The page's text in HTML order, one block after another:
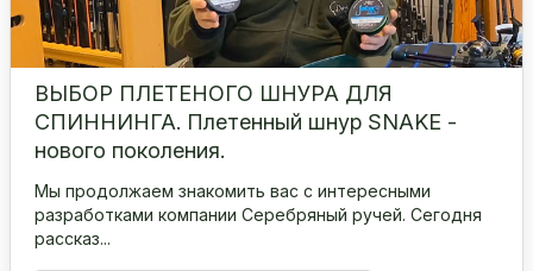
ВЫБОР ПЛЕТЕНОГО ШНУРА ДЛЯ
СПИННИНГА. Плетенный шнур SNAKE -
нового поколения.
Мы продолжаем знакомить вас с интересными
разработками компании Серебряный ручей. Сегодня
рассказ...